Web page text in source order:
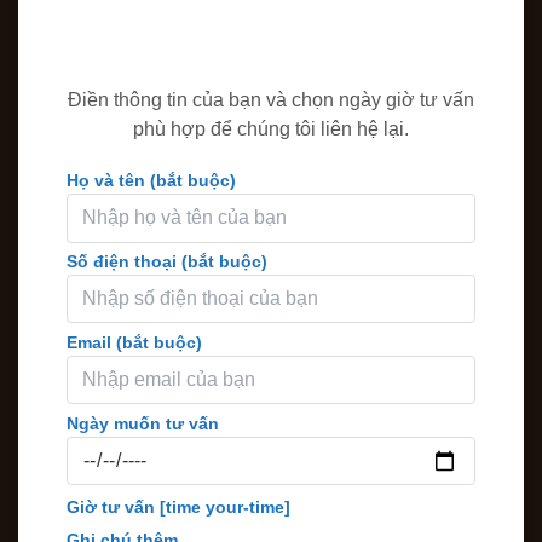
Điền thông tin của bạn và chọn ngày giờ tư vấn
phù hợp để chúng tôi liên hệ lại.
Họ và tên (bắt buộc)
Số điện thoại (bắt buộc)
Email (bắt buộc)
Ngày muốn tư vấn
Giờ tư vấn [time your-time]